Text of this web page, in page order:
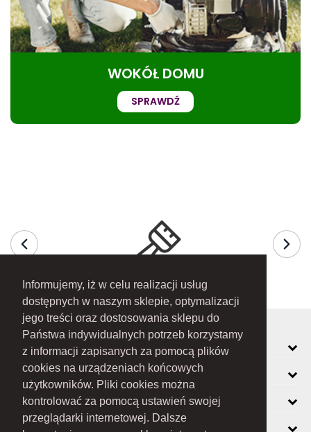
Informujemy, iż w celu realizacji usług
dostępnych w naszym sklepie, optymalizacji
jego treści oraz dostosowania sklepu do
Państwa indywidualnych potrzeb korzystamy
z informacji zapisanych za pomocą plików
cookies na urządzeniach końcowych
użytkowników. Pliki cookies można
kontrolować za pomocą ustawień swojej
przeglądarki internetowej. Dalsze
WOKÓŁ DOMU
SPRAWDŹ
MOJE KONTO
INFORMACJE
O FIRMIE
ZOBACZ RÓWNIEŻ